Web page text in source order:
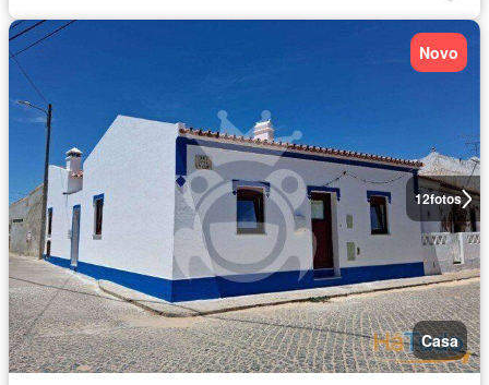
12fotos
Novo
Casa